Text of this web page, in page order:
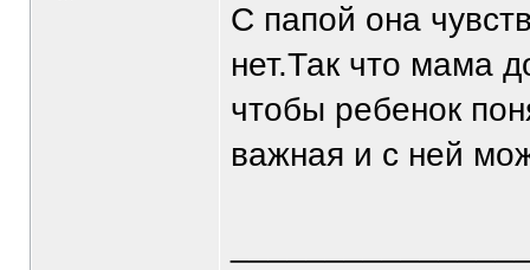
С папой она
нет.Так что мама
чтобы ребенок
важная и с ней